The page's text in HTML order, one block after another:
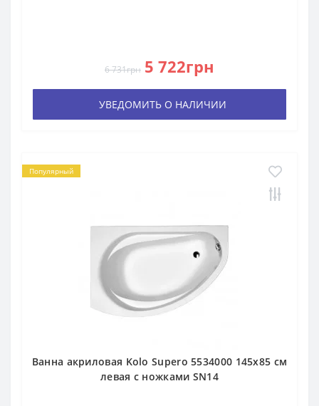
6 731грн 5 722грн
УВЕДОМИТЬ О НАЛИЧИИ
Популярный
Ванна акриловая Kolo Supero 5534000 145x85 см
левая с ножками SN14